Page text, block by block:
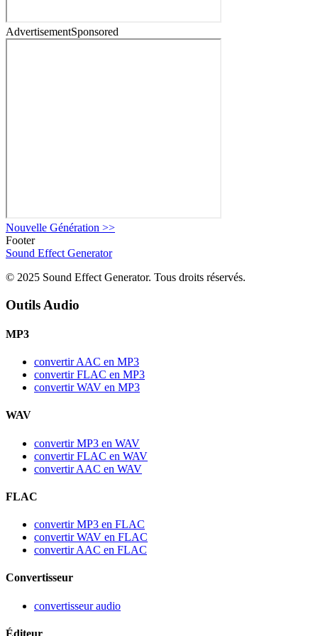
AdvertisementSponsored
Nouvelle Génération >>
Footer
Sound Effect Generator
© 2025 Sound Effect Generator. Tous droits réservés.
Outils Audio
MP3
convertir AAC en MP3
convertir FLAC en MP3
convertir WAV en MP3
WAV
convertir MP3 en WAV
convertir FLAC en WAV
convertir AAC en WAV
FLAC
convertir MP3 en FLAC
convertir WAV en FLAC
convertir AAC en FLAC
Convertisseur
convertisseur audio
Éditeur